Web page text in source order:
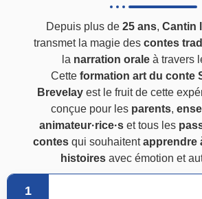
Depuis plus de25 ans,Cantin
transmet la magie des contes
la narration orale à travers
Cette formation art du conte
Brevelay est le fruit de cette
conçue pour les parents,
animateur·rice·set tous les
contesqui souhaitentapprendre
histoiresavec émotion et
1